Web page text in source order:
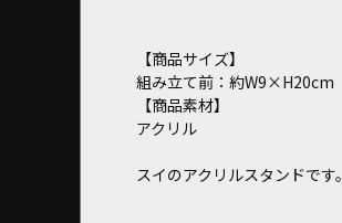
【商品サイズ】
組み立て前：約W9×H20cm
【商品素材】
アクリル
スイのアクリルスタンドです。